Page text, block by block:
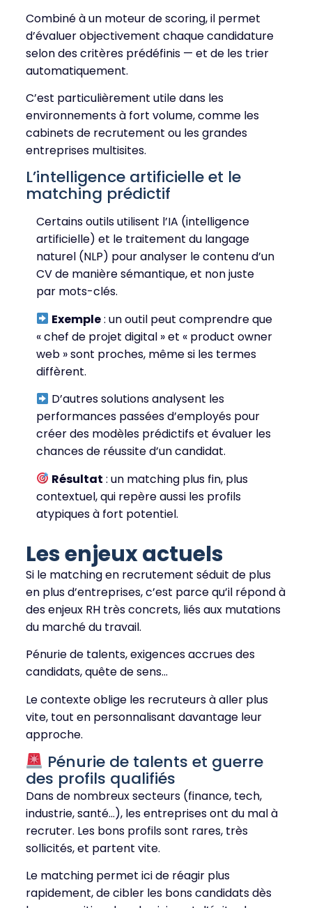
Combiné à un moteur de scoring, il permet
d’évaluer objectivement chaque candidature
selon des critères prédéfinis — et de les trier
automatiquement.
C’est particulièrement utile dans les
environnements à fort volume, comme les
cabinets de recrutement ou les grandes
entreprises multisites.
L’intelligence artificielle et le
matching prédictif
Certains outils utilisent l’IA (intelligence
artificielle) et le traitement du langage
naturel (NLP) pour analyser le contenu d’un
CV de manière sémantique, et non juste
par mots-clés.
Exemple: un outil peut comprendre que
« chef de projet digital » et « product owner
web » sont proches, même si les termes
diffèrent.
D’autres solutions analysent les
performances passées d’employés pour
créer des modèles prédictifs et évaluer les
chances de réussite d’un candidat.
Résultat : un matching plus fin, plus
contextuel, qui repère aussi les profils
atypiques à fort potentiel.
Les enjeux actuels
Si le matching en recrutement séduit de plus
en plus d’entreprises, c’est parce qu’il répond à
des enjeux RH très concrets, liés aux mutations
du marché du travail.
Pénurie de talents, exigences accrues des
candidats, quête de sens…
Le contexte oblige les recruteurs à aller plus
vite, tout en personnalisant davantage leur
approche.
Pénurie de talents et guerre
des profils qualifiés
Dans de nombreux secteurs (finance, tech,
industrie, santé…), les entreprises ont du mal à
recruter. Les bons profils sont rares, très
sollicités, et partent vite.
Le matching permet ici de réagir plus
rapidement, de cibler les bons candidats dès